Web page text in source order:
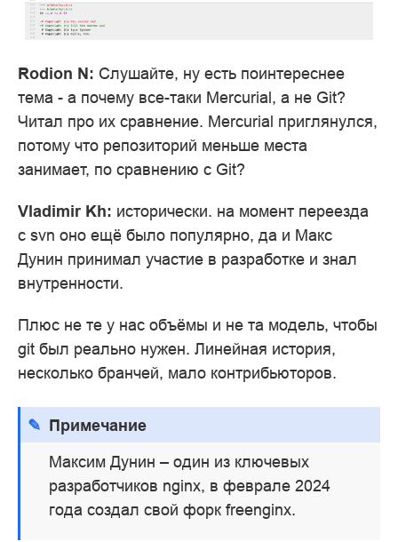
Rodion N: Слушайте, ну есть поинтереснее
тема - а почему все-таки Mercurial, а не Git?
Читал про их сравнение. Mercurial приглянулся,
потому что репозиторий меньше места
занимает, по сравнению с Git?
Vladimir Kh: исторически. на момент переезда
с svn оно ещё было популярно, да и Макс
Дунин принимал участие в разработке и знал
внутренности.
Плюс не те у нас объёмы и не та модель, чтобы
git был реально нужен. Линейная история,
несколько бранчей, мало контрибьюторов.
Примечание
Максим Дунин – один из ключевых
разработчиков nginx, в феврале 2024
года создал свой форк freenginx.